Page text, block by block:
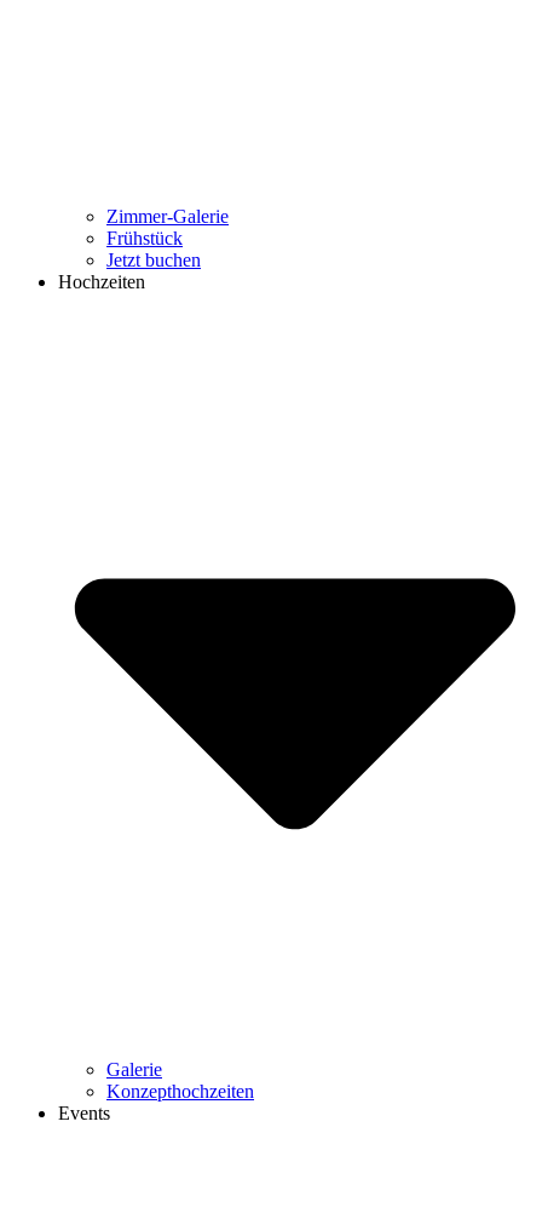
Zimmer-Galerie
Frühstück
Jetzt buchen
Hochzeiten
Galerie
Konzepthochzeiten
Events